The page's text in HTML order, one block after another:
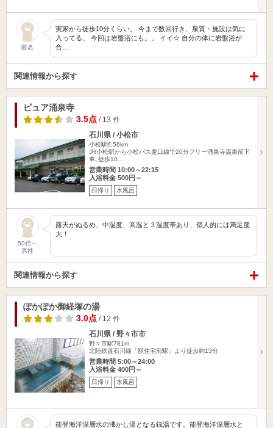
匿名
実家から徒歩10分くらい。 今まで数回行き、泉質・施設は気に
入ってる。 今回は岩盤浴にも。。 イイ☆ 自分の体に岩盤浴が
合…
関連情報から探す
ピュア涌泉寺
3.5点 / 13 件
石川県 / 小松市
小松駅6.56km
JR小松駅から小松バス麦口線で20分フリー涌泉寺温泉前下
車､徒歩10…
営業時間 10:00～22:15
入浴料金 500円～
日帰り 水風呂
50代～
男性
露天がぬるめ、中温度、高温と３温度帯あり、個人的には満足度
大！
関連情報から探す
ぽかぽか御経塚の湯
3.0点 / 12 件
石川県 / 野々市市
野々市駅781m
北陸鉄道石川線「額住宅前駅」より徒歩約13分
営業時間 5:00～24:00
入浴料金 400円～
日帰り 水風呂
能登海洋深層水の沸かし湯となる銭湯です。能登海洋深層水と